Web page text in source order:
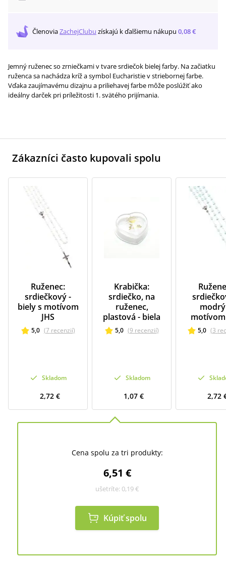
ČlenoviaZachejClubu získajú k ďalšiemu nákupu 0,08 €
Jemný ruženec so zrniečkami v tvare srdiečok bielej farby. Na začiatku
ruženca sa nachádza kríž a symbol Eucharistie v striebornej farbe.
Vďaka zaujímavému dizajnu a priliehavej farbe môže poslúžiť ako
ideálny darček pri príležitosti 1. svätého prijímania.
Zákazníci často kupovali spolu
Ruženec:
srdiečkový -
biely s motívom
JHS
5,0 (7 recenzií)
Skladom
2,72 €
Krabička:
srdiečko, na
ruženec,
plastová - biela
5,0 (9 recenzií)
Skladom
1,07 €
motívom
5,0 (3
2,72
Cena spolu za tri produkty:
6,51 €
ušetríte: 0,19 €
Kúpiť spolu